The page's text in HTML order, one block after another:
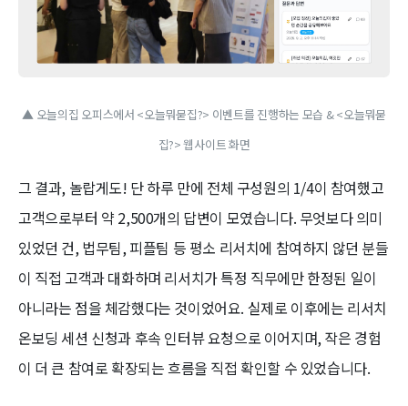
▲ 오늘의집 오피스에서 <오늘뭐묻집?> 이벤트를 진행하는 모습 & <오늘뭐묻
집?> 웹사이트 화면
그 결과, 놀랍게도! 단 하루 만에 전체 구성원의 1/4이 참여했고
고객으로부터 약 2,500개의 답변이 모였습니다. 무엇보다 의미
있었던 건, 법무팀, 피플팀 등 평소 리서치에 참여하지 않던 분들
이 직접 고객과 대화하며 리서치가 특정 직무에만 한정된 일이
아니라는 점을 체감했다는 것이었어요. 실제로 이후에는 리서치
온보딩 세션 신청과 후속 인터뷰 요청으로 이어지며, 작은 경험
이 더 큰 참여로 확장되는 흐름을 직접 확인할 수 있었습니다.